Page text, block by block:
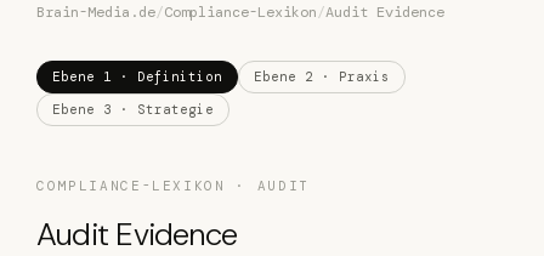
Brain-Media.de/Compliance-Lexikon/Audit Evidence
Ebene 1 · Definition
Ebene 2 · Praxis
Ebene 3 · Strategie
COMPLIANCE-LEXIKON · AUDIT
Audit Evidence